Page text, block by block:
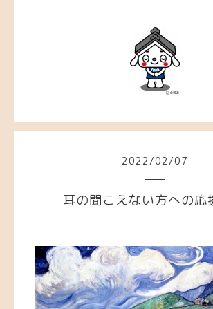
2022 /02 /07
耳の聞こえない方への応